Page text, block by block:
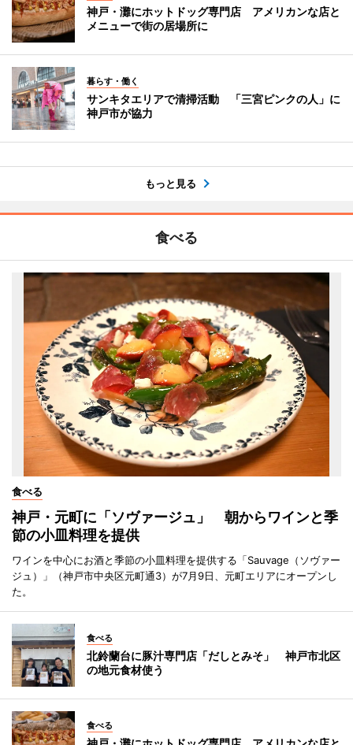
神戸・灘にホットドッグ専門店 アメリカンな店と
メニューで街の居場所に
暮らす・働く
サンキタエリアで清掃活動 「三宮ピンクの人」に
神戸市が協力
もっと見る
食べる
食べる
神戸・元町に「ソヴァージュ」 朝からワインと季
節の小皿料理を提供
ワインを中心にお酒と季節の小皿料理を提供する「Sauvage（ソヴァー
ジュ）」（神戸市中央区元町通3）が7月9日、元町エリアにオープンし
た。
食べる
北鈴蘭台に豚汁専門店「だしとみそ」 神戸市北区
の地元食材使う
食べる